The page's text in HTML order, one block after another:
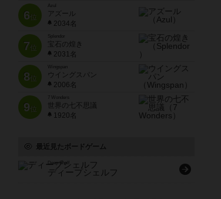
6位
Azul
アズール
2034名
7位
宝石の煌き
2031名
8位
Wingspan
ウイングスパン
2006名
9位
7 Wonders
世界の七不思議
1920名
最近見たボードゲーム
Deep Shelf
ディープシェルフ